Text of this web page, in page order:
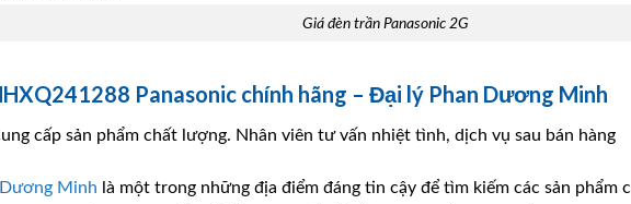
Giá đèn trần Panasonic 2G
Panasonic chính hãng – Đại lý Phan Dương Minh
cấp sản phẩm chất lượng. Nhân viên tư vấn nhiệt tình, dịch vụ sau bán hàng
Minh là một trong những địa điểm đáng tin cậy để tìm kiếm các sản phẩm